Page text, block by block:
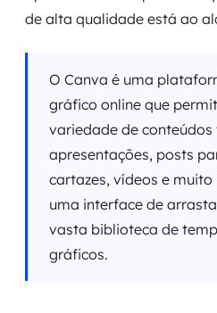
de alta qualidade está ao
O Canva é uma
gráfico online que
variedade de conteúdos
apresentações, posts
cartazes, vídeos e
uma interface de
vasta biblioteca de
gráficos.